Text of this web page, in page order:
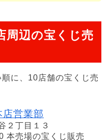
周辺の宝くじ売
に、10店舗の宝くじ売
営業部
２丁目１３
本売場の宝くじ販売